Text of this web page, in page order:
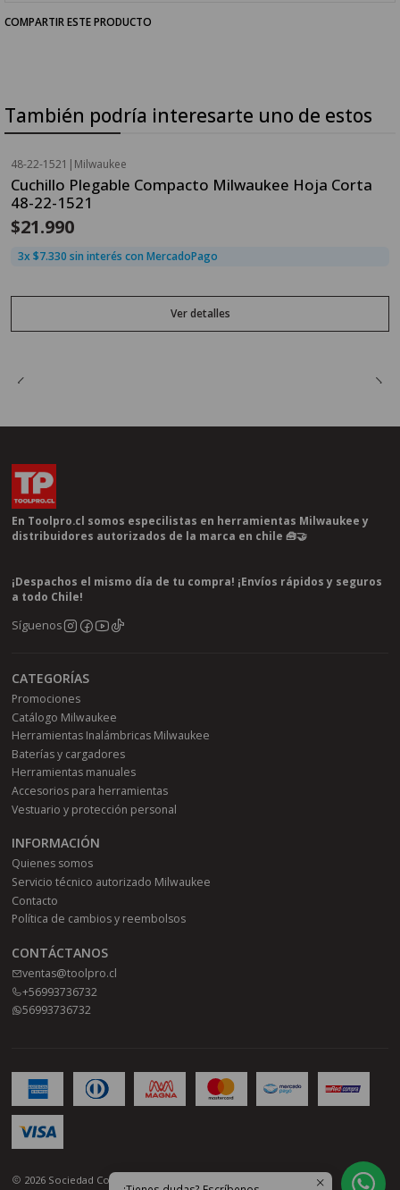
COMPARTIR ESTE PRODUCTO
También podría interesarte uno de estos
Agotado
48-22-1521 | Milwaukee
Cuchillo Plegable Compacto Milwaukee Hoja Corta
48-22-1521
$21.990
3x $7.330 sin interés con MercadoPago
Ver detalles
En Toolpro.cl somos especilistas en herramientas Milwaukee y
distribuidores autorizados de la marca en chile 🧰🤝
¡Despachos el mismo día de tu compra! ¡Envíos rápidos y seguros
a todo Chile!
Síguenos
CATEGORÍAS
Promociones
Catálogo Milwaukee
Herramientas Inalámbricas Milwaukee
Baterías y cargadores
Herramientas manuales
Accesorios para herramientas
Vestuario y protección personal
INFORMACIÓN
Quienes somos
Servicio técnico autorizado Milwaukee
Contacto
Política de cambios y reembolsos
CONTÁCTANOS
ventas@toolpro.cl
+56993736732
56993736732
2026 Sociedad Comercial Toolpro SPA.